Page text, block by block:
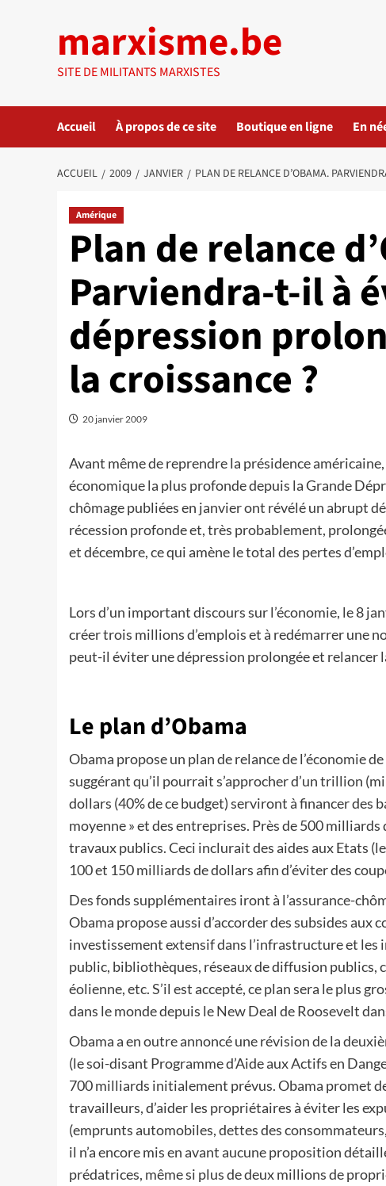
marxisme.be
SITE DE MILITANTS MARXISTES
Accueil À propos de ce site Boutique en ligne En
ACCUEIL 2009 JANVIER PLAN DE RELANCE D’OBAMA.
Amérique
Plan de relance
Parviendra-t-il à
dépression
la croissance ?
20 janvier 2009
Avant même de reprendre la présidence
économique la plus profonde depuis la Grande
chômage publiées en janvier ont révélé un abrupt
récession profonde et, très probablement,
et décembre, ce qui amène le total des pertes
Lors d’un important discours sur l’économie, le 8
créer trois millions d’emplois et à redémarrer une
peut-il éviter une dépression prolongée et relancer
Le plan d’Obama
Obama propose un plan de relance de l’économie
suggérant qu’il pourrait s’approcher d’un trillion
dollars (40% de ce budget) serviront à financer des
moyenne » et des entreprises. Près de 500
travaux publics. Ceci inclurait des aides aux Etats
100 et 150 milliards de dollars afin d’éviter des
Des fonds supplémentaires iront à l’assurance-
Obama propose aussi d’accorder des subsides aux
investissement extensif dans l’infrastructure et
public, bibliothèques, réseaux de diffusion publics,
éolienne, etc. S’il est accepté, ce plan sera le plus
dans le monde depuis le New Deal de Roosevelt
Obama a en outre annoncé une révision de la
(le soi-disant Programme d’Aide aux Actifs en
700 milliards initialement prévus. Obama promet
travailleurs, d’aider les propriétaires à éviter les
(emprunts automobiles, dettes des
il n’a encore mis en avant aucune proposition
prédatrices, même si plus de deux millions de